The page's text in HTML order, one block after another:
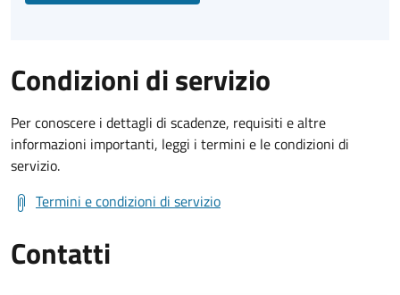
Condizioni di servizio
Per conoscere i dettagli di scadenze, requisiti e altre
informazioni importanti, leggi i termini e le condizioni di
servizio.
Termini e condizioni di servizio
Contatti